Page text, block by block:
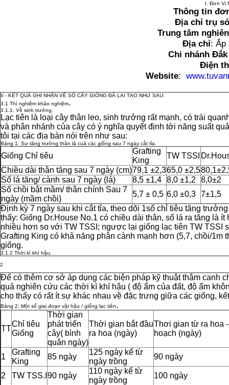
I. Đơn Vị
Thông tin
Địa chỉ trụ
Trung tâm
Địa chỉ: Ấp
Chi nhánh
Điện
Website:
II - KẾT QUẢ GHI NHẬN VỀ SỐ CÂY GIỐNG ĐÃ LAI TẠO NHƯ SAU:
3.1 Thí nghiệm khảo nghiệm.
3.1.1. Về sinh trưởng.
Lạc tiên là loại cây thân leo, sinh trưởng rất mạnh, có trái
và phân nhánh của cây có ý nghĩa quyết định tới năng suất
tôi tại các địa bàn nói trên như sau:
Bảng 1: Sự tăng trưởng thân lá cuả các giống sau 7 ngày cắt tỉa.
Giống Chỉ tiêu
Grafting
King
TW TSSI
Chiều dài thân tăng sau 7 ngày (cm)79,1 ±2,365,0 ±2,5
Số lá tăng/ cành sau 7 ngày (lá)
8,5 ±1,4 8,0 ±1,2
8,0±2
Số chồi bật mầm/ thân chính Sau 7
ngày (mầm chồi)
5,7 ± 0,5 6,0 ±0,3 7±1,5
Định kỳ 7 ngày sau khi cắt tỉa, theo dõi 1số chỉ tiêu tăng
thấy: Giống Dr.House No.1 có chiều dài thân, số lá ra tăng là
nhiều hơn so với TW TSSI; ngược lại giống lạc tiên TW TSSI
Grafting King có khả năng phân cành mạnh hơn (5,7, chồi/1m
giống.
3.1.2.Thời kì khí hậu.
2
Để có thêm cơ sở áp dụng các biện pháp kỹ thuật thâm canh
quả nghiên cứu các thời kì khí hậu ( độ ẩm của đất, độ ẩm
cho thấy có rất ít sự khác nhau về đặc trưng giữa các giống,
Bảng 2: Một số giai đoạn vật hậu / giống lạc tiên.
TT
Chỉ tiêu
Giống
Thời gian
phát triển
cây( bình
quân ngày)
Thời gian bắt đầu
ra hoa (ngày)
Thơi gian từ ra hoa
hoạch (ngày)
1
Grafting
King
85 ngày
125 ngày kể từ
ngày trồng
90 ngày
2 TW TSS.I 90 ngày
110 ngày kể từ
ngày trồng
100 ngày